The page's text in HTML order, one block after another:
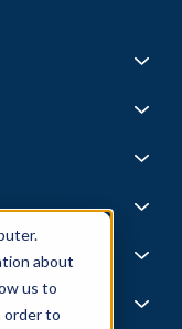
about
us to
order to